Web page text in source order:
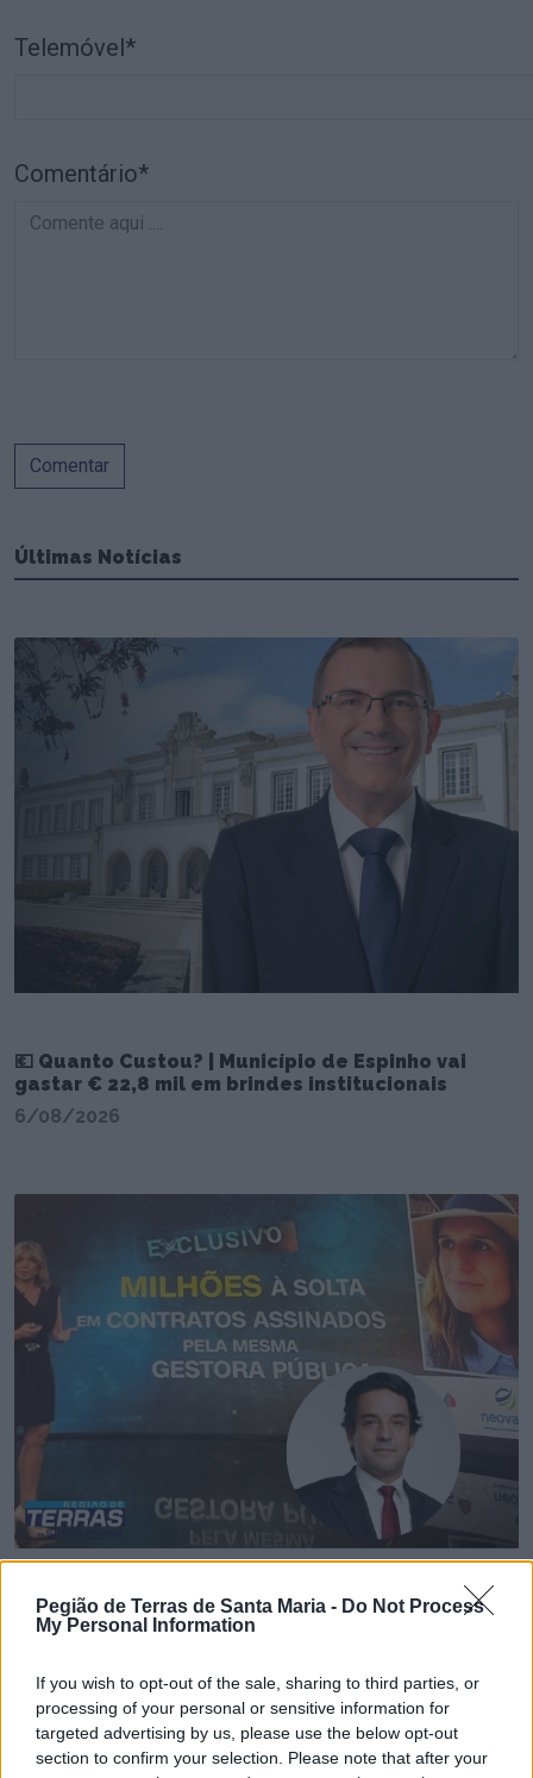
Pegião de Terras de Santa Maria - Do Not Process
My Personal Information
If you wish to opt-out of the sale, sharing to third parties, or
processing of your personal or sensitive information for
targeted advertising by us, please use the below opt-out
section to confirm your selection. Please note that after your
Telemóvel*
Comentário*
Comentar
Últimas Notícias
💶 Quanto Custou? | Município de Espinho vai
gastar € 22,8 mil em brindes institucionais
6/08/2026
Esposa do presidente do PS de Oliveira de
Azeméis investigada pela IGAS por conflito de
6/08/2026